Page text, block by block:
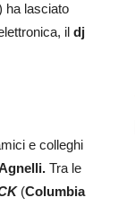
ha lasciato
il dj
e colleghi
Tra le
(Columbia